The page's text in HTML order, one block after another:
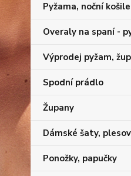
Pyžama, noční košile
Overaly na spaní -
Výprodej pyžam,
Spodní prádlo
Župany
Dámské šaty,
Ponožky, papučky